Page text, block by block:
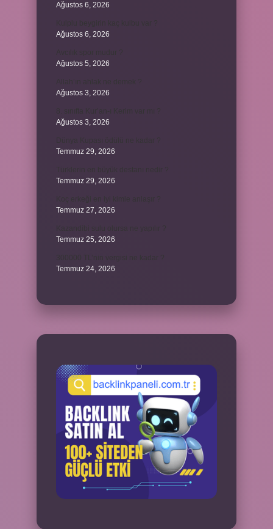
Ağustos 6, 2026
Ağustos 6, 2026
Ağustos 5, 2026
Ağustos 3, 2026
Ağustos 3, 2026
Temmuz 29, 2026
Temmuz 29, 2026
Temmuz 27, 2026
Temmuz 25, 2026
Temmuz 24, 2026